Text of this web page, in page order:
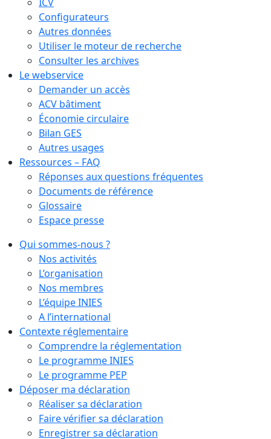
Configurateurs
Autres données
Utiliser le moteur de recherche
Consulter les archives
Le webservice
Demander un accès
ACV bâtiment
Économie circulaire
Bilan GES
Autres usages
Ressources – FAQ
Réponses aux questions fréquentes
Documents de référence
Glossaire
Espace presse
Qui sommes-nous ?
Nos activités
L’organisation
Nos membres
L’équipe INIES
A l’international
Contexte réglementaire
Comprendre la réglementation
Le programme INIES
Le programme PEP
Déposer ma déclaration
Réaliser sa déclaration
Faire vérifier sa déclaration
Enregistrer sa déclaration